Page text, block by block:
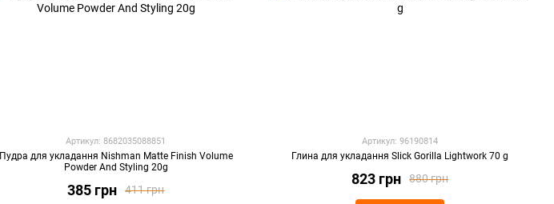
Артикул: 8682035088851
Пудра для укладання Nishman Matte Finish Volume
Powder And Styling 20g
411 грн
385 грн
Артикул: 96190814
Глина для укладання Slick Gorilla Lightwork 70 g
880 грн
823 грн